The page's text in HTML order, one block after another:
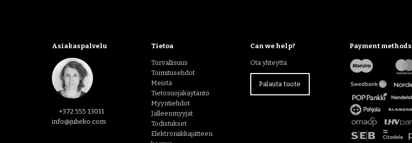
Asiakaspalvelu
+372 555 13011
info@juheko.com
Tietoa
Turvallisuus
Toimitusehdot
Meistä
Tietosuojakäytäntö
Myyntiehdot
Jälleenmyyjät
Todistukset
Elektroniikkajätteen
Can we help?
Ota yhteyttä
Palauta tuote
Payment methods